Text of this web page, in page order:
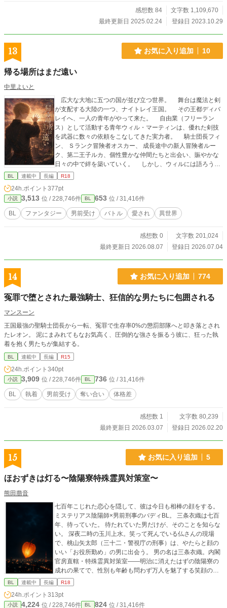
感想数 84
文字数 1,109,670
最終更新日 2025.02.24
登録日 2023.10.29
13 お気に入り追加 10
帰る場所はまだ遠い
中里よいと
広大な大地に五つの国が並び立つ世界。 舞台は魔法と剣
が支配する大陸の一つ、ナイトレイ王国。 その王都ディバ
レイへ、一人の青年がやって来た。 自由業（フリーラン
ス）として活動する青年ウィル・マーティンは、優れた剣技
を武器に数々の依頼をこなしてきた実力者。 騎士団長フィ
ン、 Ｓランク冒険者オスカー、 成長途中の新人冒険者ルー
ク、第二王子ルカ、個性豊かな仲間たちと出会い、賑やかな
日々の中で絆を築いていく。 しかし、ウィルには語ろうと
しない過去と果たすべき目的があった。 そして彼らは次第
青年と、彼を取り巻く人々が紡ぐ王道バトルBLファンタジ
ー。 失ったものは戻らない。 それでも人は前へ進まなけ
ればならない。 彼が最後に見る景色は一体何なのか。 ――
帰る場所はまだ遠い。 バトル要素多めのBLファンタジー小説
BL 連載中 長編 R18
24h.ポイント 377pt
小説 3,513 位 / 228,746件 BL 653 位 / 31,416件
BL ファンタジー 男前受け バトル 愛され 異世界
感想数 0
文字数 201,024
最終更新日 2026.08.07
登録日 2026.07.04
14 お気に入り追加 774
冤罪で堕とされた最強騎士、狂信的な男たちに包囲される
マンスーン
​王国最強の聖騎士団長から一転、冤罪で生存率0%の懲罰部隊へと叩き落とされ
たレオン。 泥にまみれてもなお気高く、圧倒的な強さを振るう彼に、狂った執
着を抱く男たちが集結する。
BL 連載中 長編 R15
24h.ポイント 340pt
小説 3,909 位 / 228,746件 BL 736 位 / 31,416件
BL 執着 男前受け 奪い合い 体格差
感想数 1
文字数 80,239
最終更新日 2026.03.07
登録日 2026.02.20
15 お気に入り追加 5
ほおずきは灯る〜陰陽寮特殊霊異対策室〜
熊田萠音
七百年こじれた恋心を隠して、彼は今日も相棒の顔をする。
ミステリアス陰陽師×男前刑事のバディBL。 三条衣織は七百
年、待っていた。 待たれていた男だけが、そのことを知らな
い。 深夜二時の玉川上水。笑って死んでいる仏さんの現場
で、桃山矢太郎（三十二・警視庁の刑事）は、やたらと顔の
いい「お役所勤め」の男に出会う。 男の名は三条衣織。内閣
官房直轄・特殊霊異対策室——明治に消えたはずの陰陽寮の
成れの果てで、性別も年齢も問わず万人を魅了する笑顔の持
ち主。なのにその魅了が、矢太郎にだけ、なぜか効かない。
れ、この胡散くさい美形と相棒にされていた。水に呼ばれる
BL 連載中 長編 R18
24h.ポイント 313pt
小説 4,224 位 / 228,746件 BL 824 位 / 31,416件